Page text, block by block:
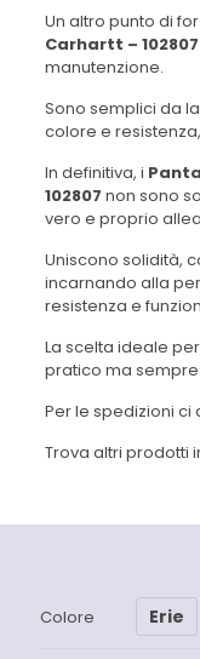
Un altro punto di
Carhartt – 102807
manutenzione.
Sono semplici da
colore e
In definitiva, i
102807 non sono
vero e proprio
Uniscono solidità,
incarnando alla
resistenza e
La scelta ideale
pratico ma
Per le spedizioni ci
Trova altri prodotti
Colore Erie